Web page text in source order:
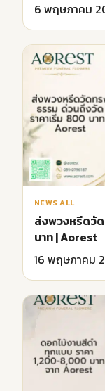
6 พฤษภาคม
NEWS ALL
ส่งพวงหรีดวัด
บาท | Aorest
16 พฤษภาคม